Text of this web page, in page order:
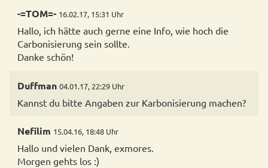
-=TOM=- 16.02.17, 15:31 Uhr
Hallo, ich hätte auch gerne eine Info, wie hoch die
Carbonisierung sein sollte.
Danke schön!
Duffman 04.01.17, 22:29 Uhr
Kannst du bitte Angaben zur Karbonisierung machen?
Nefilim 15.04.16, 18:48 Uhr
Hallo und vielen Dank, exmores.
Morgen gehts los :)